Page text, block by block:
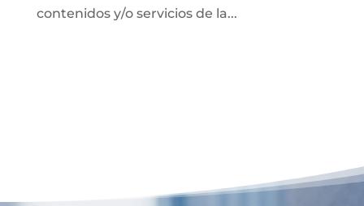
contenidos y/o servicios de la...